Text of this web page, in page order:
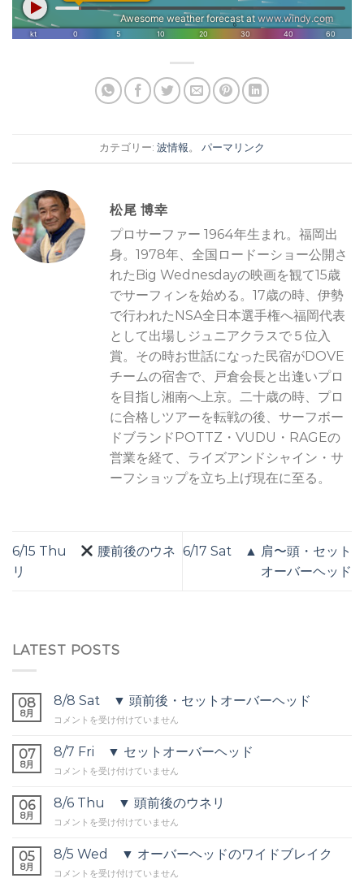
カテゴリー: 波情報。 パーマリンク
松尾 博幸
プロサーファー 1964年生まれ。福岡出
身。1978年、全国ロードーショー公開さ
れたBig Wednesdayの映画を観て15歳
でサーフィンを始める。17歳の時、伊勢
で行われたNSA全日本選手権へ福岡代表
として出場しジュニアクラスで５位入
賞。その時お世話になった民宿がDOVE
チームの宿舎で、戸倉会長と出逢いプロ
を目指し湘南へ上京。二十歳の時、プロ
に合格しツアーを転戦の後、サーフボー
ドブランドPOTTZ・VUDU・RAGEの
営業を経て、ライズアンドシャイン・サ
ーフショップを立ち上げ現在に至る。
6/15 Thu
腰前後のウネ
リ
6/17 Sat ▲ 肩〜頭・セット
オーバーヘッド
LATEST POSTS
08
8月
8/8 Sat ▼ 頭前後・セットオーバーヘッド
8/8
▼
頭
前
セ
ト
ー
バ
コメントを受け付けていません
07
8月
8/7 Fri ▼ セットオーバーヘッド
8/7
▼
セ
ッ
オ
バ
コメントを受け付けていません
06
8月
8/6 Thu ▼ 頭前後のウネリ
8/6
▼
頭
前
コメントを受け付けていません
05
8月
8/5 Wed ▼ オーバーヘッドのワイドブレイク
8/5
コメントを受け付けていません